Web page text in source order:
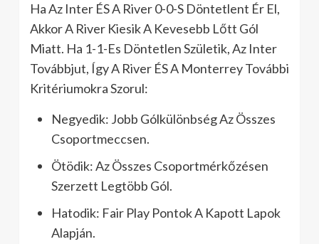
Ha Az Inter ÉS A River 0-0-S Döntetlent Ér El,
Akkor A River Kiesik A Kevesebb Lőtt Gól
Miatt. Ha 1-1-Es Döntetlen Születik, Az Inter
Továbbjut, Így A River ÉS A Monterrey További
Kritériumokra Szorul:
Negyedik: Jobb Gólkülönbség Az Összes
Csoportmeccsen.
Ötödik: Az Összes Csoportmérkőzésen
Szerzett Legtöbb Gól.
Hatodik: Fair Play Pontok A Kapott Lapok
Alapján.